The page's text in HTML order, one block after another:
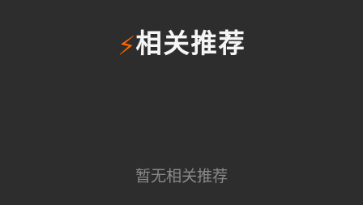
⚡相关推荐
暂无相关推荐